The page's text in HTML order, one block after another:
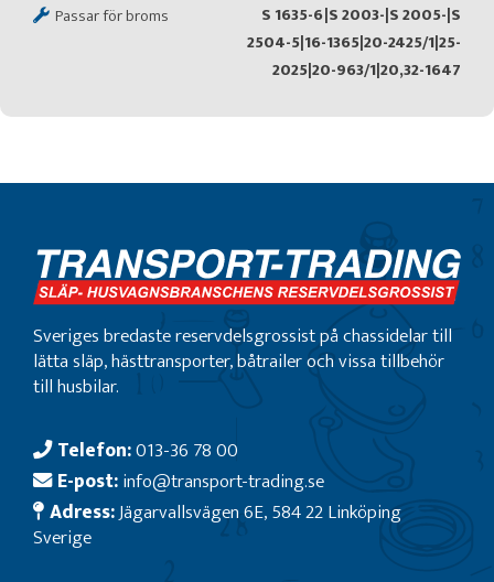
Passar för broms
S 1635-6|S 2003-|S 2005-|S
2504-5|16-1365|20-2425/1|25-
2025|20-963/1|20,32-1647
Sveriges bredaste reservdelsgrossist på chassidelar till
lätta släp, hästtransporter, båtrailer och vissa tillbehör
till husbilar.
Telefon:013-36 78 00
E-post:info@transport-trading.se
Adress:Jägarvallsvägen 6E, 584 22 Linköping
Sverige